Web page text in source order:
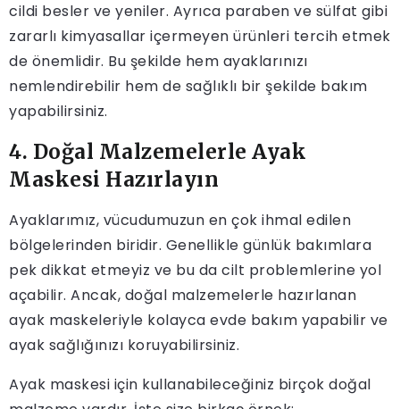
cildi besler ve yeniler. Ayrıca paraben ve sülfat gibi
zararlı kimyasallar içermeyen ürünleri tercih etmek
de önemlidir. Bu şekilde hem ayaklarınızı
nemlendirebilir hem de sağlıklı bir şekilde bakım
yapabilirsiniz.
4. Doğal Malzemelerle Ayak
Maskesi Hazırlayın
Ayaklarımız, vücudumuzun en çok ihmal edilen
bölgelerinden biridir. Genellikle günlük bakımlara
pek dikkat etmeyiz ve bu da cilt problemlerine yol
açabilir. Ancak, doğal malzemelerle hazırlanan
ayak maskeleriyle kolayca evde bakım yapabilir ve
ayak sağlığınızı koruyabilirsiniz.
Ayak maskesi için kullanabileceğiniz birçok doğal